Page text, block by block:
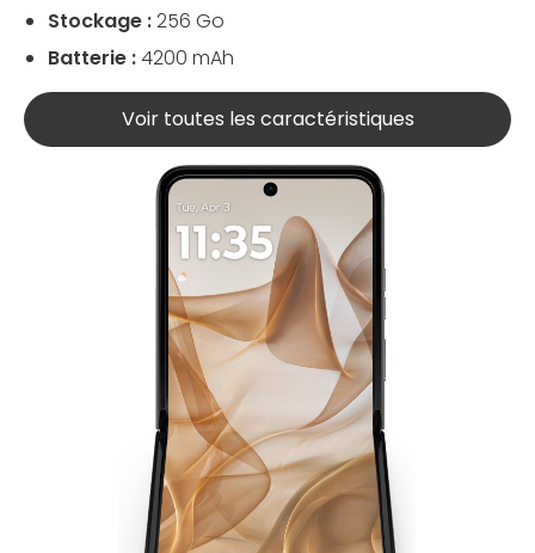
Stockage :256 Go
Batterie :4200 mAh
Voir toutes les caractéristiques